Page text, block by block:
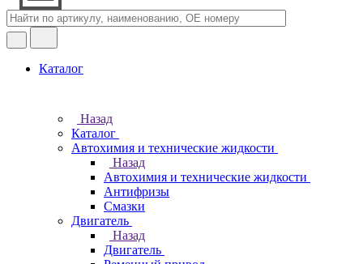
Каталог
Назад
Каталог
Автохимия и технические жидкости
Назад
Автохимия и технические жидкости
Антифризы
Смазки
Двигатель
Назад
Двигатель